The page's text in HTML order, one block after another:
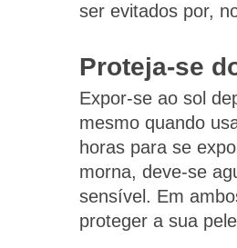
ser evitados por,
Proteja-se
Expor-se ao sol
mesmo quando
horas para se
morna, deve-se
sensível. Em
proteger a sua